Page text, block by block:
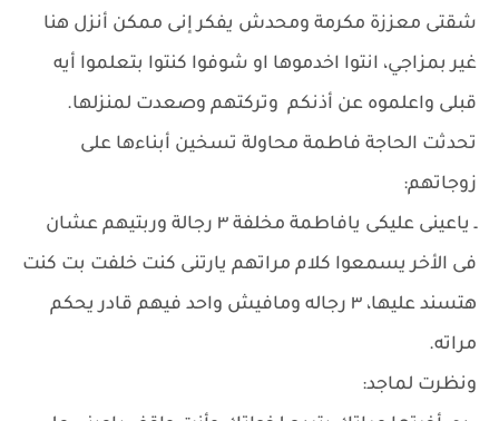
شقتى معززة مكرمة ومحدش يفكر إنى ممكن أنزل هنا
غير بمزاجي، انتوا اخدموها او شوفوا كنتوا بتعلموا أيه
قبلى واعلموه عن أذنكم وتركتهم وصعدت لمنزلها.
تحدثت الحاجة فاطمة محاولة تسخين أبناءها على
زوجاتهم:
ـ ياعينى عليكى يافاطمة مخلفة ٣ رجالة وربتيهم عشان
فى الأخر يسمعوا كلام مراتهم يارتنى كنت خلفت بت كنت
هتسند عليها، ٣ رجاله ومافيش واحد فيهم قادر يحكم
مراته.
ونظرت لماجد: